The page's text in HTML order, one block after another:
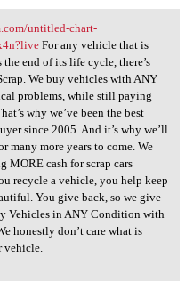
untitled
untitled-chart-
For any vehicle that is
end of its life cycle, there’s
We buy vehicles with ANY
problems, while still paying
why we’ve been the best
since 2005. And it’s why we’ll
many more years to come. We
MORE cash for scrap cars
recycle a vehicle, you help keep
You give back, so we give
Vehicles in ANY Condition with
honestly don’t care what is
vehicle.